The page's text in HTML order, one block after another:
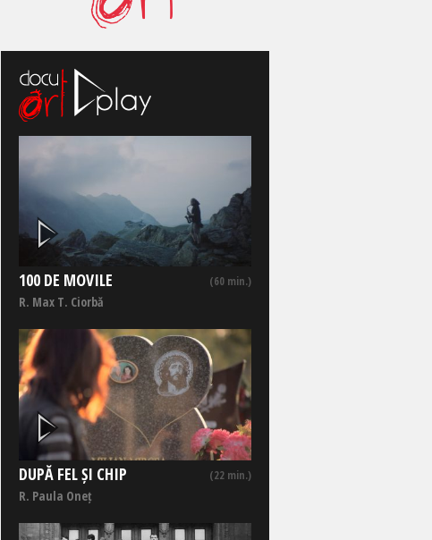
100 DE MOVILE (60 min.)
R. Max T. Ciorbă
DUPĂ FEL ȘI CHIP (22 min.)
R. Paula Oneț